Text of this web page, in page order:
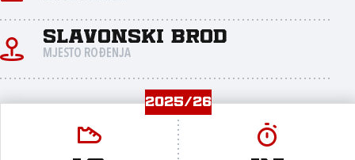
Slavonski Brod
MJESTO ROĐENJA
2025/26